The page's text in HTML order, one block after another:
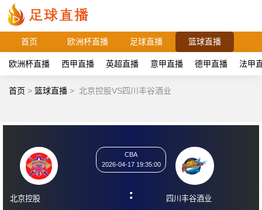
首页 欧洲杯直播 足球直播 篮球直播
欧洲杯直播 西甲直播 英超直播 意甲直播 德甲直播 法甲
首页 > 篮球直播 > 北京控股VS四川丰谷酒业
2026-04-17 19:35:00